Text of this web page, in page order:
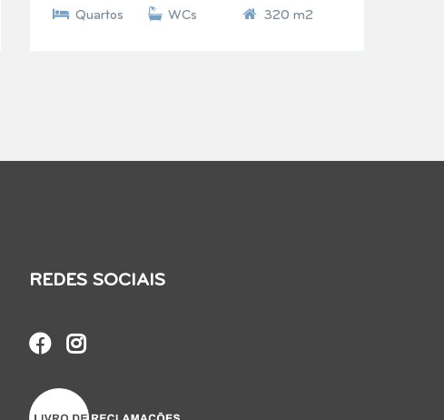
Quartos WCs 320 m2
REDES SOCIAIS